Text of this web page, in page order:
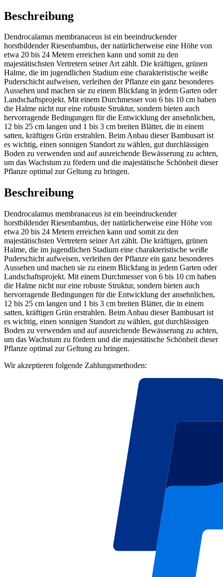
Beschreibung
Dendrocalamus membranaceus ist ein beeindruckender
horstbildender Riesenbambus, der natürlicherweise eine Höhe von
etwa 20 bis 24 Metern erreichen kann und somit zu den
majestätischsten Vertretern seiner Art zählt. Die kräftigen, grünen
Halme, die im jugendlichen Stadium eine charakteristische weiße
Puderschicht aufweisen, verleihen der Pflanze ein ganz besonderes
Aussehen und machen sie zu einem Blickfang in jedem Garten oder
Landschaftsprojekt. Mit einem Durchmesser von 6 bis 10 cm haben
die Halme nicht nur eine robuste Struktur, sondern bieten auch
hervorragende Bedingungen für die Entwicklung der ansehnlichen,
12 bis 25 cm langen und 1 bis 3 cm breiten Blätter, die in einem
satten, kräftigen Grün erstrahlen. Beim Anbau dieser Bambusart ist
es wichtig, einen sonnigen Standort zu wählen, gut durchlässigen
Boden zu verwenden und auf ausreichende Bewässerung zu achten,
um das Wachstum zu fördern und die majestätische Schönheit dieser
Pflanze optimal zur Geltung zu bringen.
Beschreibung
Dendrocalamus membranaceus ist ein beeindruckender
horstbildender Riesenbambus, der natürlicherweise eine Höhe von
etwa 20 bis 24 Metern erreichen kann und somit zu den
majestätischsten Vertretern seiner Art zählt. Die kräftigen, grünen
Halme, die im jugendlichen Stadium eine charakteristische weiße
Puderschicht aufweisen, verleihen der Pflanze ein ganz besonderes
Aussehen und machen sie zu einem Blickfang in jedem Garten oder
Landschaftsprojekt. Mit einem Durchmesser von 6 bis 10 cm haben
die Halme nicht nur eine robuste Struktur, sondern bieten auch
hervorragende Bedingungen für die Entwicklung der ansehnlichen,
12 bis 25 cm langen und 1 bis 3 cm breiten Blätter, die in einem
satten, kräftigen Grün erstrahlen. Beim Anbau dieser Bambusart ist
es wichtig, einen sonnigen Standort zu wählen, gut durchlässigen
Boden zu verwenden und auf ausreichende Bewässerung zu achten,
um das Wachstum zu fördern und die majestätische Schönheit dieser
Pflanze optimal zur Geltung zu bringen.
Wir akzeptieren folgende Zahlungsmethoden: